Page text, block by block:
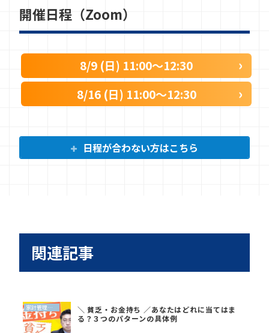
開催日程（Zoom）
8/9 (日) 11:00〜12:30
8/16 (日) 11:00〜12:30
日程が合わない方はこちら
関連記事
家計管理（QGS）
＼ 貧乏・お金持ち ／あなたはどれに当てはま
る？３つのパターンの具体例